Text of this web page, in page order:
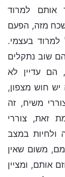
אותם למרוד
מזה, הפעם
למרוד בעצמי.
שוב נתקלים
הם עדיין לא
חוש מצפון,
משיח, זה
זאת, צוררי
ולחיות במצב
משום שאין
אותם, ומציין